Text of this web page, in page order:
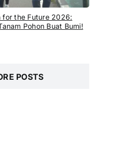
for the Future 2026:
Pohon Buat Bumi!
POSTS